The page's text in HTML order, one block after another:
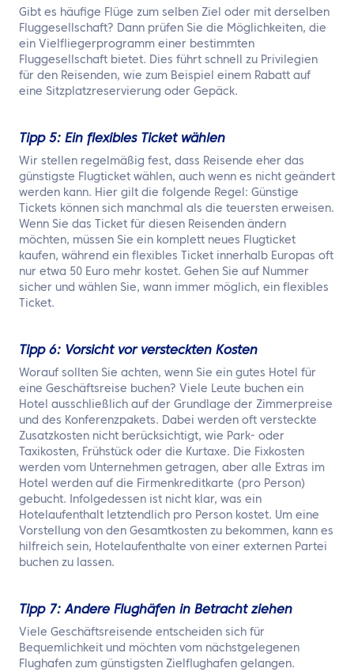
Gibt es häufige Flüge zum selben Ziel oder mit derselben
Fluggesellschaft? Dann prüfen Sie die Möglichkeiten, die
ein Vielfliegerprogramm einer bestimmten
Fluggesellschaft bietet. Dies führt schnell zu Privilegien
für den Reisenden, wie zum Beispiel einem Rabatt auf
eine Sitzplatzreservierung oder Gepäck.
Tipp 5: Ein flexibles Ticket wählen
Wir stellen regelmäßig fest, dass Reisende eher das
günstigste Flugticket wählen, auch wenn es nicht geändert
werden kann. Hier gilt die folgende Regel: Günstige
Tickets können sich manchmal als die teuersten erweisen.
Wenn Sie das Ticket für diesen Reisenden ändern
möchten, müssen Sie ein komplett neues Flugticket
kaufen, während ein flexibles Ticket innerhalb Europas oft
nur etwa 50 Euro mehr kostet. Gehen Sie auf Nummer
sicher und wählen Sie, wann immer möglich, ein flexibles
Ticket.
Tipp 6: Vorsicht vor versteckten Kosten
Worauf sollten Sie achten, wenn Sie ein gutes Hotel für
eine Geschäftsreise buchen? Viele Leute buchen ein
Hotel ausschließlich auf der Grundlage der Zimmerpreise
und des Konferenzpakets. Dabei werden oft versteckte
Zusatzkosten nicht berücksichtigt, wie Park- oder
Taxikosten, Frühstück oder die Kurtaxe. Die Fixkosten
werden vom Unternehmen getragen, aber alle Extras im
Hotel werden auf die Firmenkreditkarte (pro Person)
gebucht. Infolgedessen ist nicht klar, was ein
Hotelaufenthalt letztendlich pro Person kostet. Um eine
Vorstellung von den Gesamtkosten zu bekommen, kann es
hilfreich sein, Hotelaufenthalte von einer externen Partei
buchen zu lassen.
Tipp 7: Andere Flughäfen in Betracht ziehen
Viele Geschäftsreisende entscheiden sich für
Bequemlichkeit und möchten vom nächstgelegenen
Flughafen zum günstigsten Zielflughafen gelangen.